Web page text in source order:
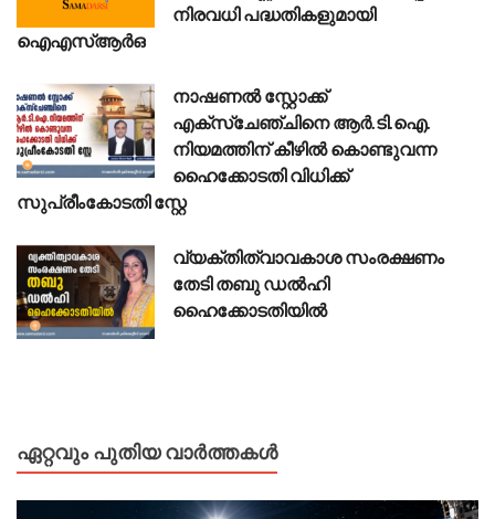
നിരവധി പദ്ധതികളുമായി
ഐഎസ്ആർഒ
നാഷണൽ സ്റ്റോക്ക്
എക്സ്ചേഞ്ചിനെ ആർ.ടി.ഐ.
നിയമത്തിന് കീഴിൽ കൊണ്ടുവന്ന
ഹൈക്കോടതി വിധിക്ക്
സുപ്രീംകോടതി സ്റ്റേ
വ്യക്തിത്വാവകാശ സംരക്ഷണം
തേടി തബു ഡൽഹി
ഹൈക്കോടതിയിൽ
ഏറ്റവും പുതിയ വാർത്തകൾ